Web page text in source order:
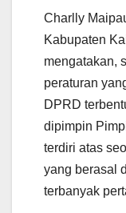
Charlly
Kabupaten
mengatakan,
peraturan
DPRD
dipimpin
terdiri atas
yang berasal
terbanyak